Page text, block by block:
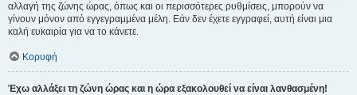
αλλαγή της ζώνης ώρας, όπως και οι περισσότερες ρυθμίσεις, μπορούν να
γίνουν μόνον από εγγεγραμμένα μέλη. Εάν δεν έχετε εγγραφεί, αυτή είναι μια
καλή ευκαιρία για να το κάνετε.
Κορυφή
Έχω αλλάξει τη ζώνη ώρας και η ώρα εξακολουθεί να είναι λανθασμένη!